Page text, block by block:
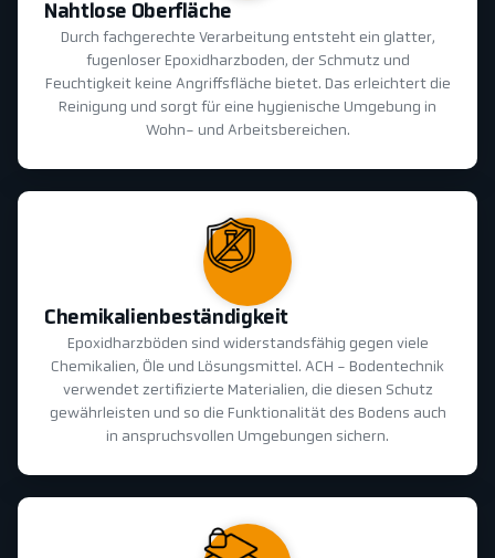
Nahtlose Oberfläche
Durch fachgerechte Verarbeitung entsteht ein glatter,
fugenloser Epoxidharzboden, der Schmutz und
Feuchtigkeit keine Angriffsfläche bietet. Das erleichtert die
Reinigung und sorgt für eine hygienische Umgebung in
Wohn- und Arbeitsbereichen.
Chemikalienbeständigkeit
Epoxidharzböden sind widerstandsfähig gegen viele
Chemikalien, Öle und Lösungsmittel. ACH - Bodentechnik
verwendet zertifizierte Materialien, die diesen Schutz
gewährleisten und so die Funktionalität des Bodens auch
in anspruchsvollen Umgebungen sichern.